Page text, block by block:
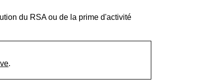
du RSA ou de la prime d'activité
.